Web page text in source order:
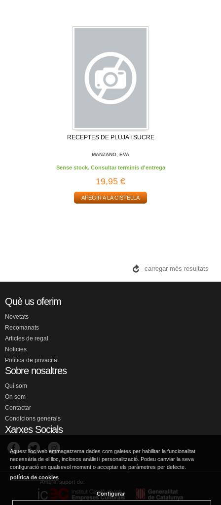
RECEPTES DE PLUJA I SUCRE
MANZANO, EVA
Sense stock. Consultar terminis d'entrega
19,95 €
AFEGIR A LA CISTELLA
carregar més resultats
Què us oferim
Novetats
Recomanats
Articles de regal
Noticies
Política de privacitat
Sobre nosaltres
Qui som
On som
Contactar
Condicions generals
Xarxes Socials
Aquest lloc web emmagatzema dades com galetes per habilitar la funcionalitat
necessària de el lloc, inclosos anàlisi i personalització. Podeu canviar la seva
configuració en qualsevol moment o acceptar els paràmetres per defecte.
política de cookies
Configurar